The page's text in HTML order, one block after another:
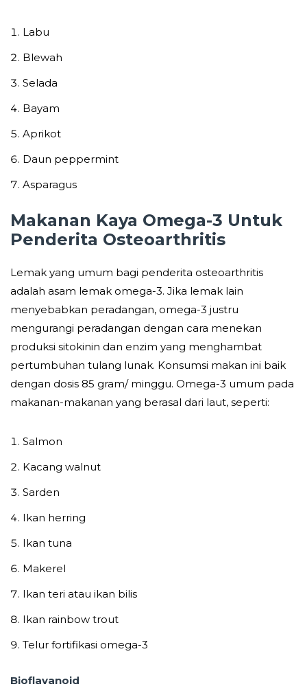
Labu
Blewah
Selada
Bayam
Aprikot
Daun peppermint
Asparagus
Makanan Kaya Omega-3 Untuk
Penderita Osteoarthritis
Lemak yang umum bagi penderita osteoarthritis
adalah asam lemak omega-3. Jika lemak lain
menyebabkan peradangan, omega-3 justru
mengurangi peradangan dengan cara menekan
produksi sitokinin dan enzim yang menghambat
pertumbuhan tulang lunak. Konsumsi makan ini baik
dengan dosis 85 gram/ minggu. Omega-3 umum pada
makanan-makanan yang berasal dari laut, seperti:
Salmon
Kacang walnut
Sarden
Ikan herring
Ikan tuna
Makerel
Ikan teri atau ikan bilis
Ikan rainbow trout
Telur fortifikasi omega-3
Bioflavanoid